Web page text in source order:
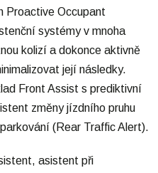
Proactive Occupant
systémy v mnoha
kolizí a dokonce aktivně
její následky.
Front Assist s prediktivní
změny jízdního pruhu
(Rear Traffic Alert).
asistent při